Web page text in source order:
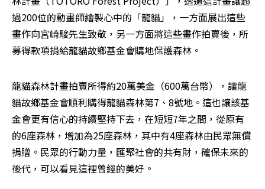
過200位的動畫師繪製心中的「龍貓」，一方面展出這些
畫作向宮崎駿先生致敬，另一方面將這些畫作拍賣後，所
募得款項捐給龍貓故鄉基金會購地保護森林。
龍貓森林計畫拍賣所得約20萬美金（600萬台幣），讓龍
貓故鄉基金會順利購得龍貓森林第7、8號地。這也讓該基
金會更有信心的持續堅持下去，在短短7年之間，從原有
的6座森林，增加為25座森林，其中有4座森林由民眾無償
捐贈。民眾的行動力量，匯聚社會的共有財，確保未來的
後代，可以看見這裡曾經的美好。